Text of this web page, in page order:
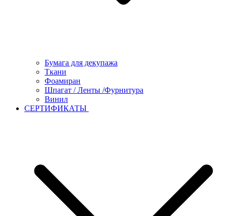
Бумага для декупажа
Ткани
Фоамиран
Шпагат / Ленты /Фурнитура
Винил
СЕРТИФИКАТЫ